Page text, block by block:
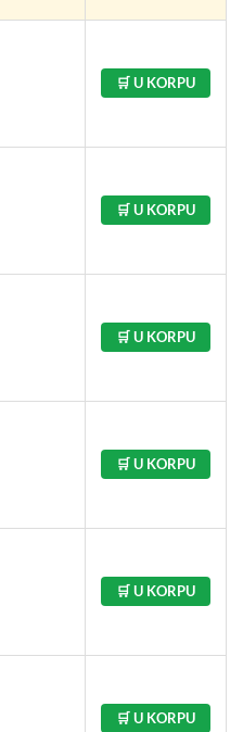
🛒 U KORPU
🛒 U KORPU
🛒 U KORPU
🛒 U KORPU
🛒 U KORPU
🛒 U KORPU